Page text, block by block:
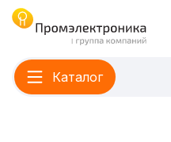
Каталог